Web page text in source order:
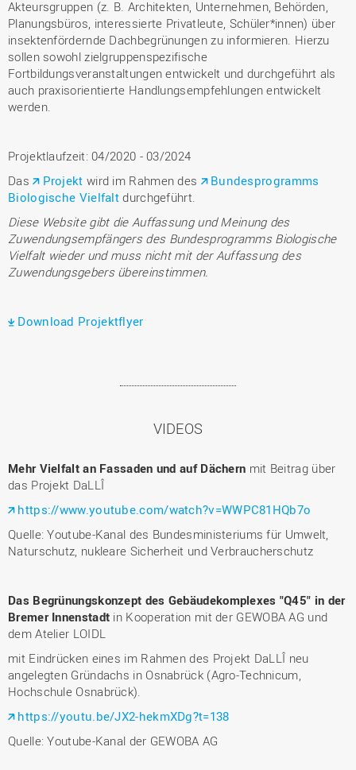
Akteursgruppen (z. B. Architekten, Unternehmen, Behörden,
Planungsbüros, interessierte Privatleute, Schüler*innen) über
insektenfördernde Dachbegrünungen zu informieren. Hierzu
sollen sowohl zielgruppenspezifische
Fortbildungsveranstaltungen entwickelt und durchgeführt als
auch praxisorientierte Handlungsempfehlungen entwickelt
werden.
Projektlaufzeit: 04/2020 - 03/2024
Das
Projekt wird im Rahmen des
Bundesprogramms
Biologische Vielfalt durchgeführt.
Diese Website gibt die Auffassung und Meinung des
Zuwendungsempfängers des Bundesprogramms Biologische
Vielfalt wieder und muss nicht mit der Auffassung des
Zuwendungsgebers übereinstimmen.
Download Projektflyer
VIDEOS
Mehr Vielfalt an Fassaden und auf Dächern mit Beitrag über
das Projekt DaLLÎ
https://www.youtube.com/watch?v=WWPC81HQb7o
Quelle: Youtube-Kanal des Bundesministeriums für Umwelt,
Naturschutz, nukleare Sicherheit und Verbraucherschutz
Das Begrünungskonzept des Gebäudekomplexes "Q45" in der
Bremer Innenstadt in Kooperation mit der GEWOBA AG und
dem Atelier LOIDL
mit Eindrücken eines im Rahmen des Projekt DaLLÎ neu
angelegten Gründachs in Osnabrück (Agro-Technicum,
Hochschule Osnabrück).
https://youtu.be/JX2-hekmXDg?t=138
Quelle: Youtube-Kanal der GEWOBA AG